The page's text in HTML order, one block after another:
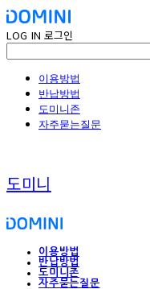
LOG IN 로그인
이용방법
반납방법
도미니존
자주묻는질문
도미니
이용방법
반납방법
도미니존
자주묻는질문